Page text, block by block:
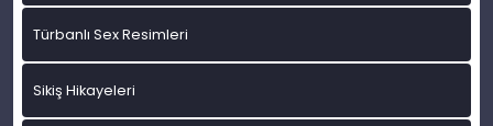
Türbanlı Sex Resimleri
Sikiş Hikayeleri